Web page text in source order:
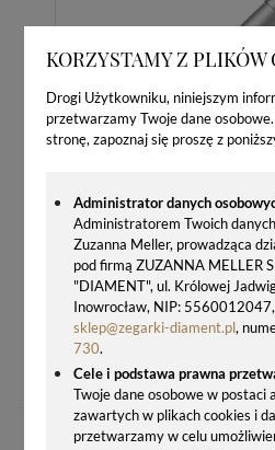
KORZYSTAMY Z PLIKÓW
Drogi Użytkowniku, niniejszym
przetwarzamy Twoje dane
stronę, zapoznaj się proszę z
Administrator danych
Administratorem Twoich
Zuzanna Meller, prowadząca
pod firmą ZUZANNA MELLER
"DIAMENT", ul. Królowej
Inowrocław, NIP:
sklep@zegarki-diament.pl,
730.
Cele i podstawa prawna
Twoje dane osobowe w postaci
zawartych w plikach cookies i
przetwarzamy w celu
PIÓRO WIECZNE STAL CT
129,00